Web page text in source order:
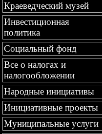
Краеведческий музей
Инвестиционная
политика
Социальный фонд
Все о налогах и
налогообложении
Народные инициативы
Инициативные проекты
Муниципальные услуги